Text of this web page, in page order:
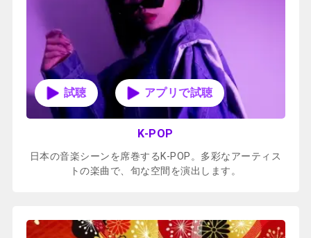
アプリで試聴
K-POP
日本の音楽シーンを席巻するK-POP。多彩なアーティス
トの楽曲で、旬な空間を演出します。